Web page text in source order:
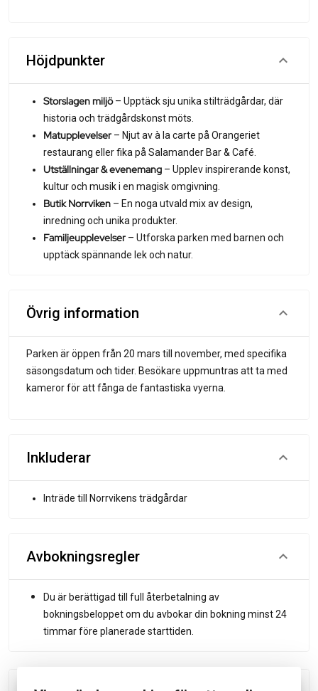
Höjdpunkter
Storslagen miljö– Upptäck sju unika stilträdgårdar, där
historia och trädgårdskonst möts.
Matupplevelser – Njut av à la carte på Orangeriet
restaurang eller fika på Salamander Bar & Café.
Utställningar & evenemang – Upplev inspirerande konst,
kultur och musik i en magisk omgivning.
Butik Norrviken – En noga utvald mix av design,
inredning och unika produkter.
Familjeupplevelser – Utforska parken med barnen och
upptäck spännande lek och natur.
Övrig information
Parken är öppen från 20 mars till november, med specifika
säsongsdatum och tider. Besökare uppmuntras att ta med
kameror för att fånga de fantastiska vyerna.
Inkluderar
Inträde till Norrvikens trädgårdar
Avbokningsregler
Du är berättigad till full återbetalning av
bokningsbeloppet om du avbokar din bokning minst 24
timmar före planerade starttiden.